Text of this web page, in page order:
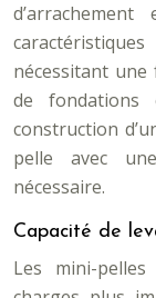
nécessitant une
de fondations
construction
pelle avec
nécessaire.
Capacité de
Les mini-